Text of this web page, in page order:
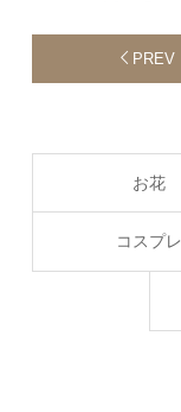
PREV
お花
コスプレ